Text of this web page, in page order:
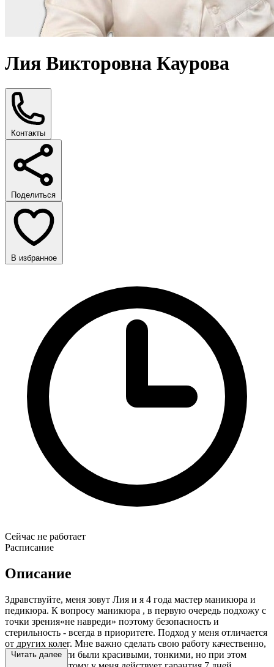
Лия Викторовна Каурова
Контакты
Поделиться
В избранное
Сейчас не работает
Расписание
Описание
Здравствуйте, меня зовут Лия и я 4 года мастер маникюра и
педикюра. К вопросу маникюра , в первую очередь подхожу с
точки зрения«не навреди» поэтому безопасность и
стерильность - всегда в приоритете. Подход у меня отличается
от других колег. Мне важно сделать свою работу качественно,
чтоб ваши ногти были красивыми, тонкими, но при этом
Читать далее